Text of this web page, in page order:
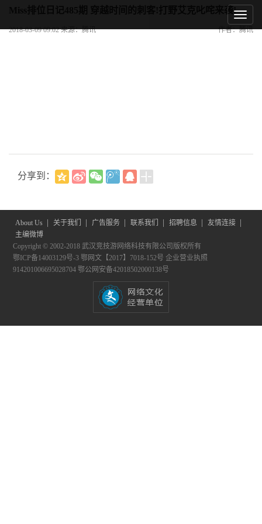
Miss排位日记485期 穿越时间的刺客!打野艾克叱咤来袭!
2018-03-09 09:02 来源：腾讯 作者：腾讯
分享到：
About Us 关于我们 广告服务 联系我们 招聘信息 友情连接
主编微博
Copyright © 2002-2018 武汉竞技游网络科技有限公司版权所有
鄂ICP备14003129号-3 鄂网文【2017】7018-152号 企业营业执照
914201006695028704 鄂公网安备42018502000138号